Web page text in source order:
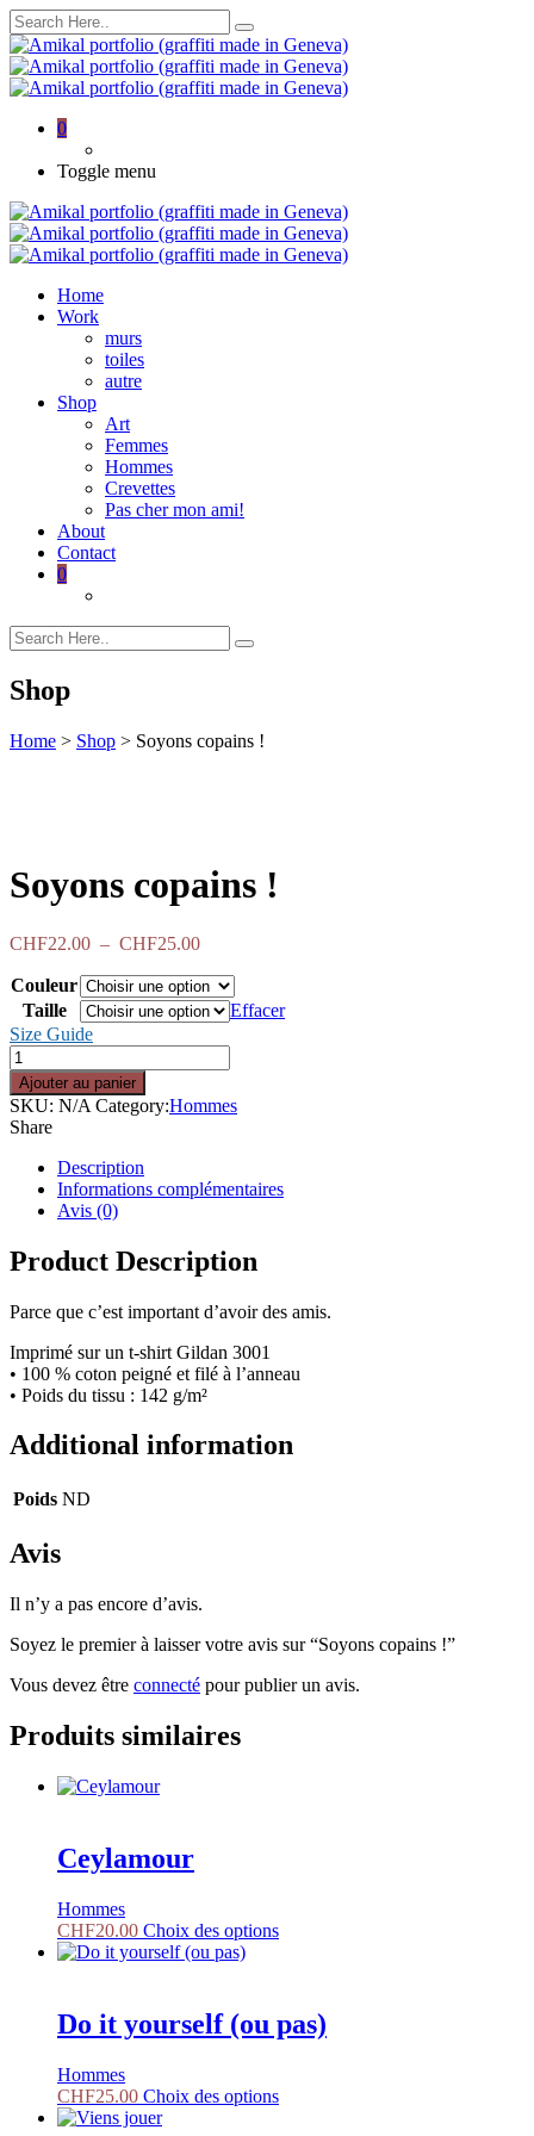
0
Toggle menu
Home
Work
murs
toiles
autre
Shop
Art
Femmes
Hommes
Crevettes
Pas cher mon ami!
About
Contact
0
Shop
Home > Shop > Soyons copains !
Soyons copains !
CHF22.00 – CHF25.00Plage
prix :
CHF22.00
à
CHF25.00
Couleur
Taille
Effacer
Size Guide
quantité
de
Soyons
copains
!
Ajouter au panier
SKU: N/A Category:Hommes
Share
Description
Informations complémentaires
Avis (0)
Product Description
Parce que c’est important d’avoir des amis.
Imprimé sur un t-shirt Gildan 3001
• 100 % coton peigné et filé à l’anneau
• Poids du tissu : 142 g/m²
Additional information
Poids ND
Avis
Il n’y a pas encore d’avis.
Soyez le premier à laisser votre avis sur “Soyons copains !”
Vous devez être connecté pour publier un avis.
Produits similaires
Ceylamour
Hommes
CHF20.00 Choix des optionsCe
variations.
Les
être
Do it yourself (ou pas)
Hommes
CHF25.00 Choix des optionsCe